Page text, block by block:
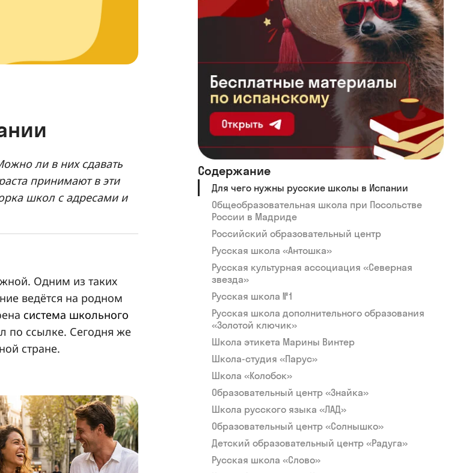
ли в них сдавать
принимают в эти
школ с адресами и
Одним из таких
ведётся на родном
система школьного
по ссылке. Сегодня же
стране.
Содержание
Для чего нужны русские школы в Испании
Общеобразовательная школа при Посольстве
России в Мадриде
Российский образовательный центр
Русская школа «Антошка»
Русская культурная ассоциация «Северная
звезда»
Русская школа №1
Русская школа дополнительного образования
«Золотой ключик»
Школа этикета Марины Винтер
Школа-студия «Парус»
Школа «Колобок»
Образовательный центр «Знайка»
Школа русского языка «ЛАД»
Образовательный центр «Солнышко»
Детский образовательный центр «Радуга»
Русская школа «Слово»